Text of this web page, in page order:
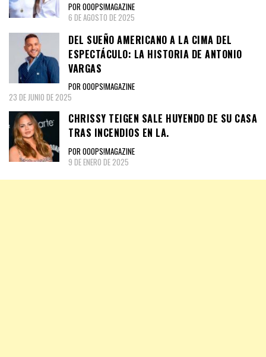
POR OOOPS!MAGAZINE
6 DE AGOSTO DE 2025
DEL SUEÑO AMERICANO A LA CIMA DEL
ESPECTÁCULO: LA HISTORIA DE ANTONIO
VARGAS
POR OOOPS!MAGAZINE
23 DE JUNIO DE 2025
CHRISSY TEIGEN SALE HUYENDO DE SU CASA
TRAS INCENDIOS EN LA.
POR OOOPS!MAGAZINE
9 DE ENERO DE 2025